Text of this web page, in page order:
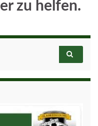
zu helfen.